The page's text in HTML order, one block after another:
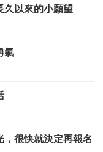
久以來的小願望
氣
很快就決定再報名